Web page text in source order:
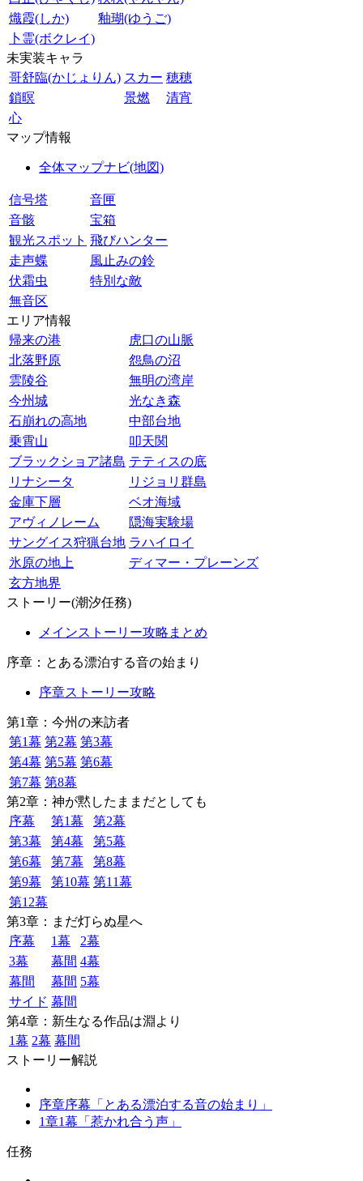
熾霞(しか)
釉瑚(ゆうご)
卜霊(ボクレイ)
未実装キャラ
哥舒臨(かじょりん) スカー 穂穂
鎖暝
景燃
清宵
心
マップ情報
全体マップナビ(地図)
信号塔
音匣
音骸
宝箱
観光スポット 飛びハンター
走声蝶
風止みの鈴
伏霜虫
特別な敵
無音区
エリア情報
帰来の港
虎口の山脈
北落野原
怨鳥の沼
雲陵谷
無明の湾岸
今州城
光なき森
石崩れの高地
中部台地
乗霄山
叩天関
ブラックショア諸島 テティスの底
リナシータ
リジョリ群島
金庫下層
ベオ海域
アヴィノレーム
隠海実験場
サングイス狩猟台地 ラハイロイ
氷原の地上
ディマー・プレーンズ
玄方地界
ストーリー(潮汐任務)
メインストーリー攻略まとめ
序章：とある漂泊する音の始まり
序章ストーリー攻略
第1章：今州の来訪者
第1幕 第2幕 第3幕
第4幕 第5幕 第6幕
第7幕 第8幕
第2章：神が黙したままだとしても
序幕
第1幕
第2幕
第3幕
第4幕
第5幕
第6幕
第7幕
第8幕
第9幕
第10幕 第11幕
第12幕
第3章：まだ灯らぬ星へ
序幕
1幕
2幕
3幕
幕間 4幕
幕間
幕間 5幕
サイド 幕間
第4章：新生なる作品は淵より
1幕 2幕 幕間
ストーリー解説
序章序幕「とある漂泊する音の始まり」
1章1幕「惹かれ合う声」
任務